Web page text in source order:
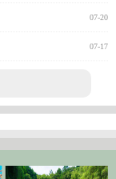
07-20
07-17